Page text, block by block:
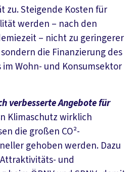
zu. Steigende Kosten für
werden – nach den
– nicht zu geringerer
die Finanzierung des
Wohn- und Konsumsektor
verbesserte Angebote für
Klimaschutz wirklich
die großen CO²-
gehoben werden. Dazu
und